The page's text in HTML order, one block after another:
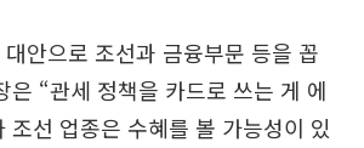
안으로 조선과 금융부문 등을 꼽
은 “관세 정책을 카드로 쓰는 게 에
조선 업종은 수혜를 볼 가능성이 있